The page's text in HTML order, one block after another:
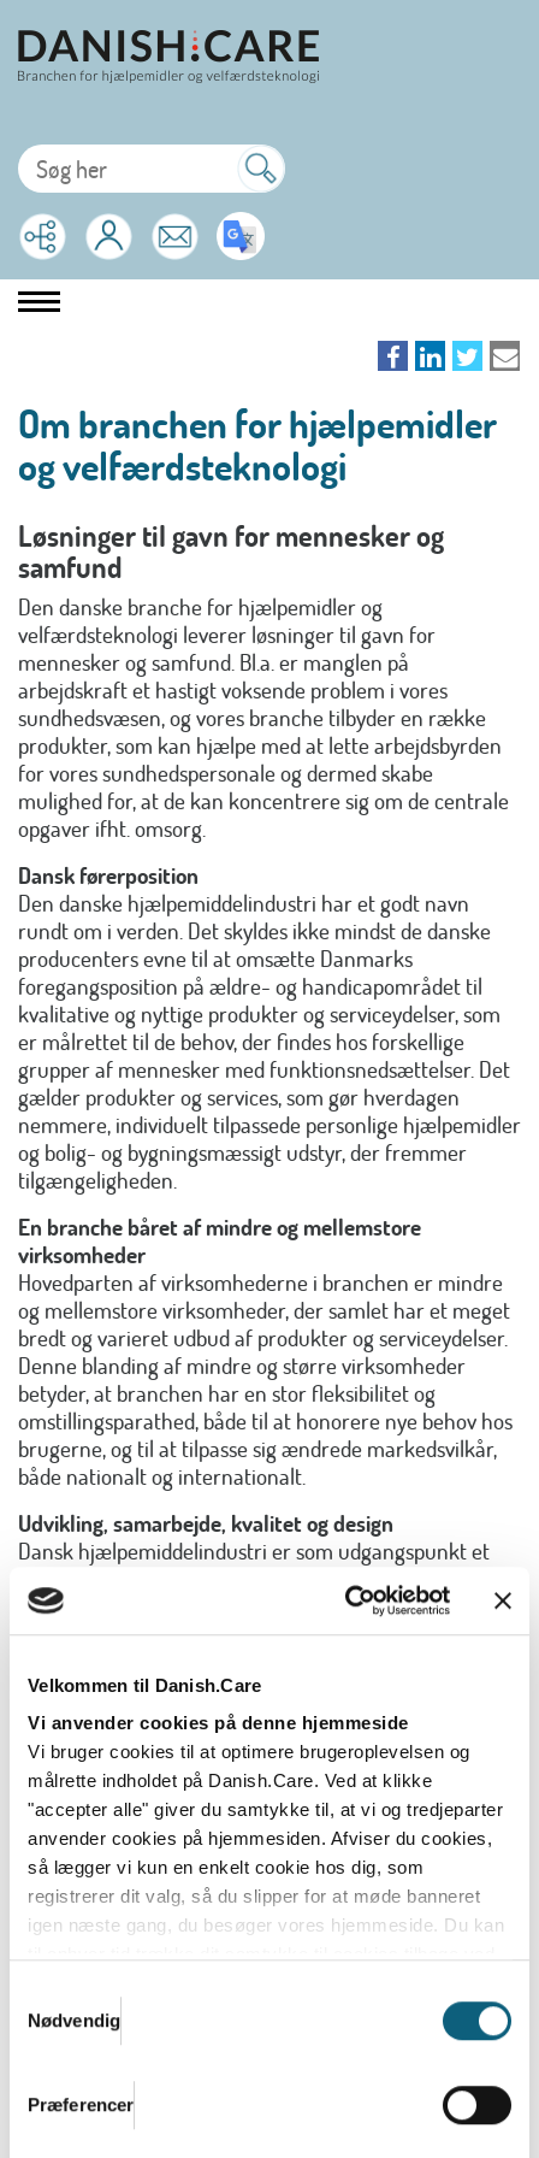
Velkommen til Danish.Care
Vi anvender cookies på denne hjemmeside
Vi bruger cookies til at optimere brugeroplevelsen og
målrette indholdet på Danish.Care. Ved at klikke
"accepter alle" giver du samtykke til, at vi og tredjeparter
anvender cookies på hjemmesiden. Afviser du cookies,
så lægger vi kun en enkelt cookie hos dig, som
registrerer dit valg, så du slipper for at møde banneret
igen næste gang, du besøger vores hjemmeside. Du kan
Danish.Cares privatlivs- og cookiepolitik
Nødvendig
Præferencer
Om branchen for hjælpemidler
og velfærdsteknologi
Løsninger til gavn for mennesker og
samfund
Den danske branche for hjælpemidler og
velfærdsteknologi leverer løsninger til gavn for
mennesker og samfund. Bl.a. er manglen på
arbejdskraft et hastigt voksende problem i vores
sundhedsvæsen, og vores branche tilbyder en række
produkter, som kan hjælpe med at lette arbejdsbyrden
for vores sundhedspersonale og dermed skabe
mulighed for, at de kan koncentrere sig om de centrale
opgaver ifht. omsorg.
Dansk førerposition
Den danske hjælpemiddelindustri har et godt navn
rundt om i verden. Det skyldes ikke mindst de danske
producenters evne til at omsætte Danmarks
foregangsposition på ældre- og handicapområdet til
kvalitative og nyttige produkter og serviceydelser, som
er målrettet til de behov, der findes hos forskellige
grupper af mennesker med funktionsnedsættelser. Det
gælder produkter og services, som gør hverdagen
nemmere, individuelt tilpassede personlige hjælpemidler
og bolig- og bygningsmæssigt udstyr, der fremmer
tilgængeligheden.
En branche båret af mindre og mellemstore
virksomheder
Hovedparten af virksomhederne i branchen er mindre
og mellemstore virksomheder, der samlet har et meget
bredt og varieret udbud af produkter og serviceydelser.
Denne blanding af mindre og større virksomheder
betyder, at branchen har en stor fleksibilitet og
omstillingsparathed, både til at honorere nye behov hos
brugerne, og til at tilpasse sig ændrede markedsvilkår,
både nationalt og internationalt.
Udvikling, samarbejde, kvalitet og design
Dansk hjælpemiddelindustri er som udgangspunkt et
barn af Danmarks position som foregangsland inden for
handicapområdet. Danmark har en lang tradition for at
produktudvikling sker i tæt samarbejde med både de
de medarbejdere, som har handicapområdet som
arbejdsfelt. Resultatet er, at design, funktionalitet,
kvalitet og brugervenlighed er de vigtigste elementer i
udviklingen af hjælpemidler, som produceres i Danmark.
Mange hjælpemidler bruges dagligt af mennesker, som
hjælper den ældre eller handicappede med dagligdags
gøremål. Det kan være frivillige, familiemedlemmer
eller ansatte professionelle hjælpere. Hensynet til
hjælperens arbejdsforhold tages derfor også med i
produktudviklingen.
Internationalt samarbejde
Som et resultat af en voksende international interesse
eksportandel på omkring 2/3 af den samlede
produktion er det internationale samarbejde styrket